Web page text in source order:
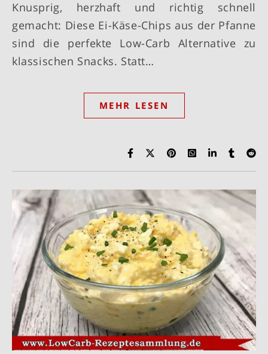
Knusprig, herzhaft und richtig schnell
gemacht: Diese Ei-Käse-Chips aus der Pfanne
sind die perfekte Low-Carb Alternative zu
klassischen Snacks. Statt…
MEHR LESEN